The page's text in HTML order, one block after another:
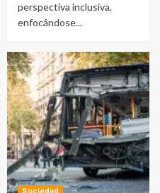
perspectiva inclusiva,
enfocándose...